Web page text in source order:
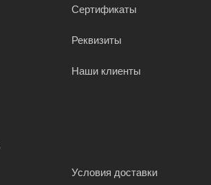
Сертификаты
Реквизиты
Наши клиенты
Условия доставки